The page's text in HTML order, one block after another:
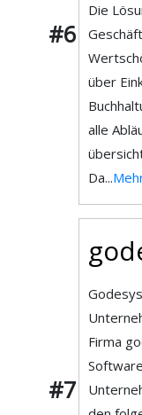
#6
Die
über
alle
Da...
#7
Firma